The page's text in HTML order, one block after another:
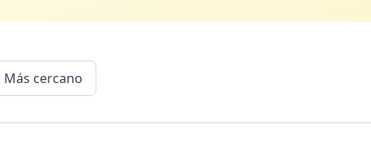
Más cercano